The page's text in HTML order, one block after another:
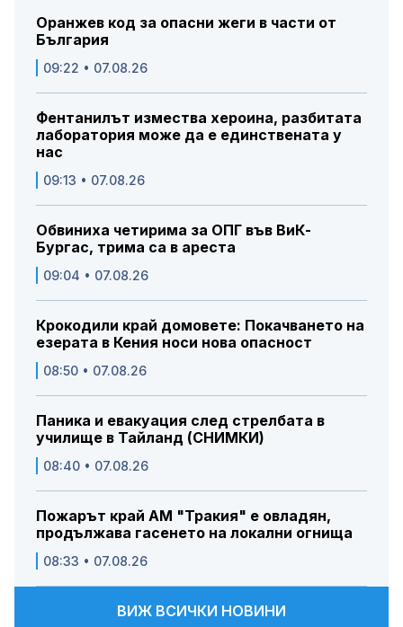
Оранжев код за опасни жеги в части от
България
09:22 • 07.08.26
Фентанилът измества хероина, разбитата
лаборатория може да е единствената у
нас
09:13 • 07.08.26
Обвиниха четирима за ОПГ във ВиК-
Бургас, трима са в ареста
09:04 • 07.08.26
Крокодили край домовете: Покачването на
езерата в Кения носи нова опасност
08:50 • 07.08.26
Паника и евакуация след стрелбата в
училище в Тайланд (СНИМКИ)
08:40 • 07.08.26
Пожарът край АМ "Тракия" е овладян,
продължава гасенето на локални огнища
08:33 • 07.08.26
ВИЖ ВСИЧКИ НОВИНИ